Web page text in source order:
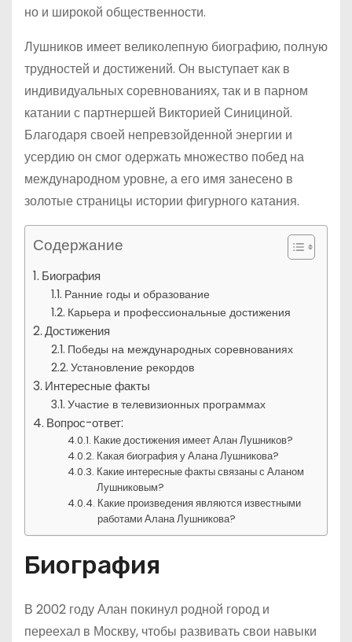
но и широкой общественности.
Лушников имеет великолепную биографию, полную
трудностей и достижений. Он выступает как в
индивидуальных соревнованиях, так и в парном
катании с партнершей Викторией Синициной.
Благодаря своей непревзойденной энергии и
усердию он смог одержать множество побед на
международном уровне, а его имя занесено в
золотые страницы истории фигурного катания.
Содержание
Биография
Ранние годы и образование
Карьера и профессиональные достижения
Достижения
Победы на международных соревнованиях
Установление рекордов
Интересные факты
Участие в телевизионных программах
Вопрос-ответ:
Какие достижения имеет Алан Лушников?
Какая биография у Алана Лушникова?
Какие интересные факты связаны с Аланом
Лушниковым?
Какие произведения являются известными
работами Алана Лушникова?
Биография
В 2002 году Алан покинул родной город и
переехал в Москву, чтобы развивать свои навыки